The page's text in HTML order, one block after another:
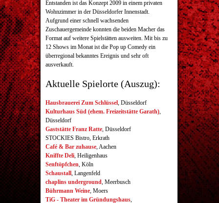
Entstanden ist das Konzept 2009 in einem privaten
Wohnzimmer in der Düsseldorfer Innenstadt.
Aufgrund einer schnell wachsenden
Zuschauergemeinde konnten die beiden Macher das
Format auf weitere Spielstätten ausweiten. Mit bis zu
12 Shows im Monat ist die Pop up Comedy ein
überregional bekanntes Ereignis und sehr oft
ausverkauft.
Aktuelle Spielorte (Auszug):
Hausbrauerei Zum Schlüssel, Düsseldorf
Kulturhaus Süd (ehem. Freizeitstätte Garath),
Düsseldorf
Gaststätte Franz Ratte, Düsseldorf
STOCKIES Bistro, Erkrath
Café & Bar zuhause, Aachen
Kniffte Deli, Heiligenhaus
Senftöpfchen, Köln
Schaustall, Langenfeld
chaplins underground, Meerbusch
Bührmann Weine, Moers
TiG - Theater im Gründungshaus,